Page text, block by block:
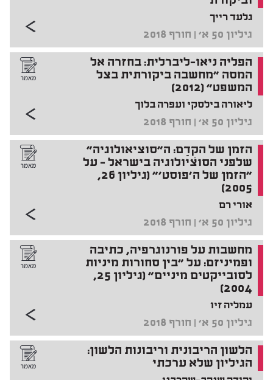
גלעד רייך
גיליון 50 א' | חורף 2018
הפליה ניאו-ליברלית: בחזרה אל
המסה "מחשבה ביקורתית בצל
המשפט" (2012)
ליאורה בילסקי ועפרה בלוך
גיליון 50 א' | חורף 2018
הזמן של הקְדַם: ה"סוציאולוגיה"
שלפני הסוציולוגיה בישראל – על
"הזמן של ה'פוסט'" (גיליון 26,
2005)
אורי רם
גיליון 50 א' | חורף 2018
מחשבות על פורנוגרפיה, כתיבה
ופמיניזם: על "בין סחורות מיניות
לסובייקטים מיניים" (גיליון 25,
2004)
עמליה זיו
גיליון 50 א' | חורף 2018
הלשון הריבונית וריבונות הלשון:
הגיליון שלא ערכתי